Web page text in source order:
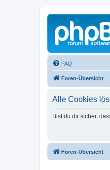
FAQ
Foren-Übersicht
Alle Cookies
Bist du dir sicher,
Foren-Übersicht